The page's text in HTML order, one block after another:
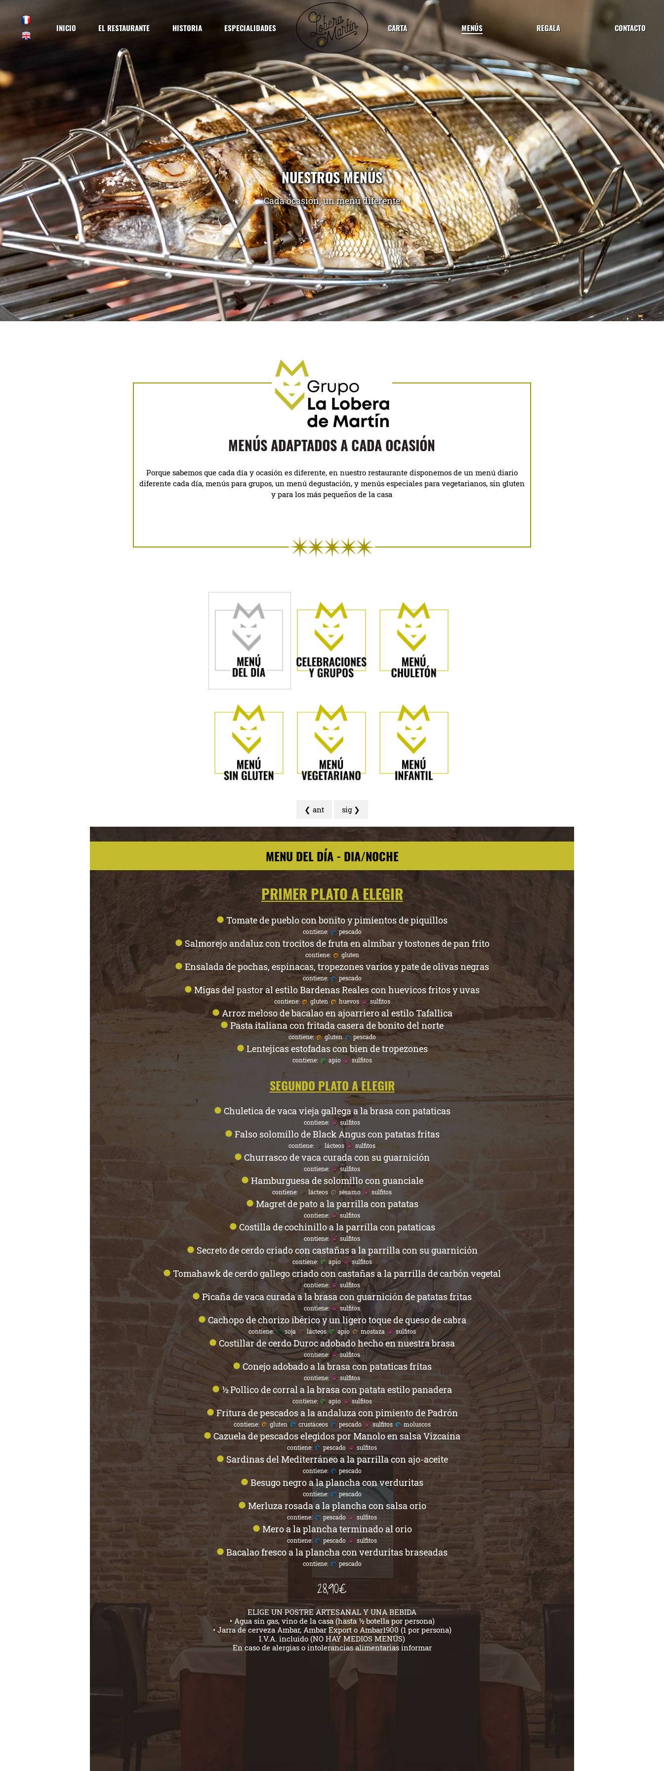
INICIO EL RESTAURANTE HISTORIA ESPECIALIDADES CARTA MENÚS REGALA CONTACTO
NUESTROS MENÚS
Cada ocasión, un menú diferente
MENÚS ADAPTADOS A CADA OCASIÓN
Porque sabemos que cada día y ocasión es diferente, en nuestro restaurante disponemos de un menú diario
diferente cada día, menús para grupos, un menú degustación, y menús especiales para vegetarianos, sin gluten
y para los más pequeños de la casa
❮ ant sig ❯